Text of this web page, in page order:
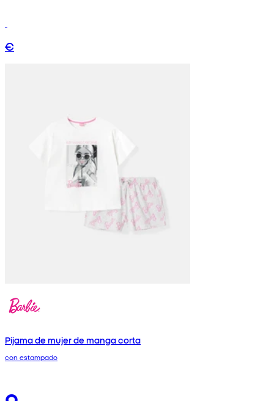
€
Pijama de mujer de manga corta
con estampado